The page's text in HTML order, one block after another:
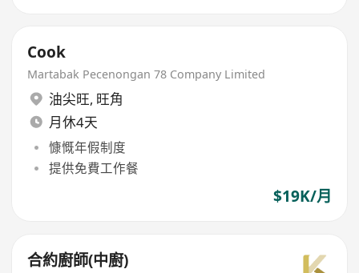
Cook
Martabak Pecenongan 78 Company Limited
油尖旺, 旺角
月休4天
慷慨年假制度
提供免費工作餐
$19K/月
合約廚師(中廚)